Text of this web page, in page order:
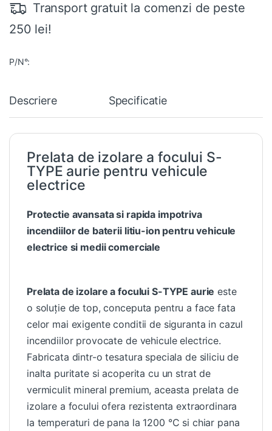
Transport gratuit la comenzi de peste
250 lei!
P/N°:
Descriere Specificatie
Prelata de izolare a focului S-
TYPE aurie pentru vehicule
electrice
Protectie avansata si rapida impotriva
incendiilor de baterii litiu-ion pentru vehicule
electrice si medii comerciale
Prelata de izolare a focului S-TYPE aurie este
o soluție de top, conceputa pentru a face fata
celor mai exigente conditii de siguranta in cazul
incendiilor provocate de vehicule electrice.
Fabricata dintr-o tesatura speciala de siliciu de
inalta puritate si acoperita cu un strat de
vermiculit mineral premium, aceasta prelata de
izolare a focului ofera rezistenta extraordinara
la temperaturi de pana la 1200 °C si chiar pana